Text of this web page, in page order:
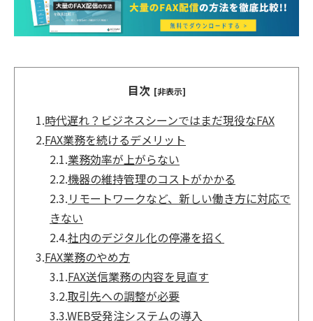
目次 [非表示]
1.時代遅れ？ビジネスシーンではまだ現役なFAX
2.FAX業務を続けるデメリット
2.1.業務効率が上がらない
2.2.機器の維持管理のコストがかかる
2.3.リモートワークなど、新しい働き方に対応で
きない
2.4.社内のデジタル化の停滞を招く
3.FAX業務のやめ方
3.1.FAX送信業務の内容を見直す
3.2.取引先への調整が必要
3.3.WEB受発注システムの導入